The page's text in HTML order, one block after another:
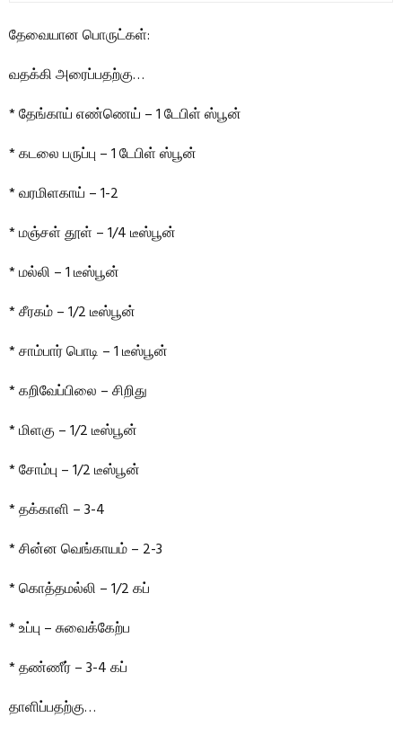
தேவையான பொருட்கள்:
வதக்கி அரைப்பதற்கு…
* தேங்காய் எண்ணெய் – 1 டேபிள் ஸ்பூன்
* கடலை பருப்பு – 1 டேபிள் ஸ்பூன்
* வரமிளகாய் – 1-2
* மஞ்சள் தூள் – 1/4 டீஸ்பூன்
* மல்லி – 1 டீஸ்பூன்
* சீரகம் – 1/2 டீஸ்பூன்
* சாம்பார் பொடி – 1 டீஸ்பூன்
* கறிவேப்பிலை – சிறிது
* மிளகு – 1/2 டீஸ்பூன்
* சோம்பு – 1/2 டீஸ்பூன்
* தக்காளி – 3-4
* சின்ன வெங்காயம் – 2-3
* கொத்தமல்லி – 1/2 கப்
* உப்பு – சுவைக்கேற்ப
* தண்ணீர் – 3-4 கப்
தாளிப்பதற்கு…